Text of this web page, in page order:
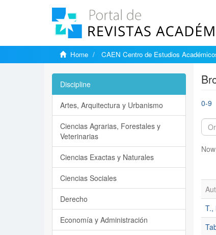
Home CAEN Centro de Estudios
0-9
T.,
Discipline
Artes, Arquitectura y Urbanismo
Ciencias Agrarias, Forestales y
Veterinarias
Ciencias Exactas y Naturales
Ciencias Sociales
Derecho
Economía y Administración